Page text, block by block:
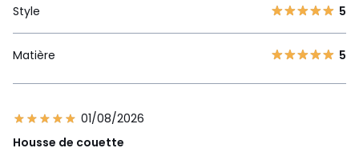
Style 5
Matière 5
01/08/2026
Housse de couette